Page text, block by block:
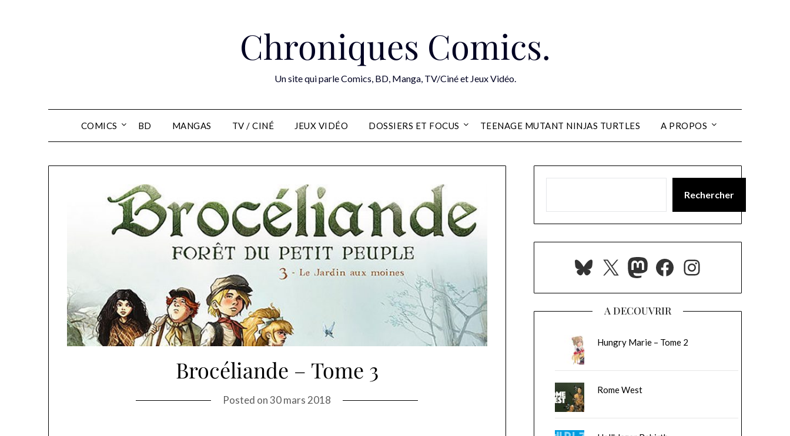
Chroniques Comics.
Un site qui parle Comics, BD, Manga, TV/Ciné et Jeux Vidéo.
COMICS BD MANGAS TV / CINÉ JEUX VIDÉO DOSSIERS ET FOCUS TEENAGE MUTANT NINJAS TURTLES A PROPOS
Brocéliande – Tome 3
Posted on30 mars 2018
Rechercher
Bluesky
X Mastodon
Facebook
Instagram
A DECOUVRIR
Hungry Marie – Tome 2
Rome West